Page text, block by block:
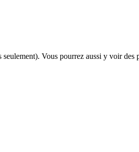
Vous pourrez aussi y voir des